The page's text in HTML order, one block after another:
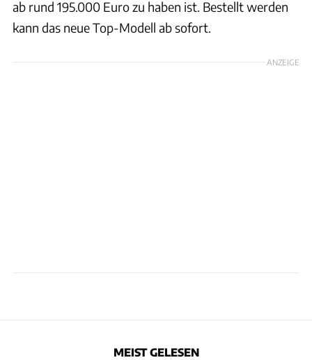
ab rund 195.000 Euro zu haben ist. Bestellt werden
kann das neue Top-Modell ab sofort.
ANZEIGE
MEIST GELESEN